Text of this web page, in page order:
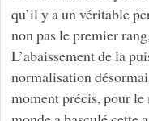
qu’il y a un véritable
non pas le premier
L’abaissement de la
normalisation
moment précis, pour